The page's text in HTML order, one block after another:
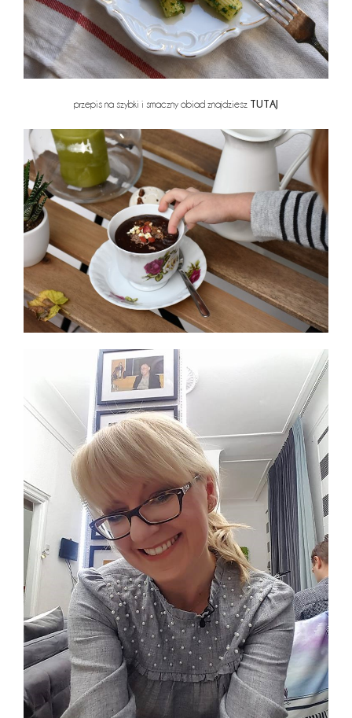
przepis na szybki i smaczny obiad znajdziesz TUTAJ